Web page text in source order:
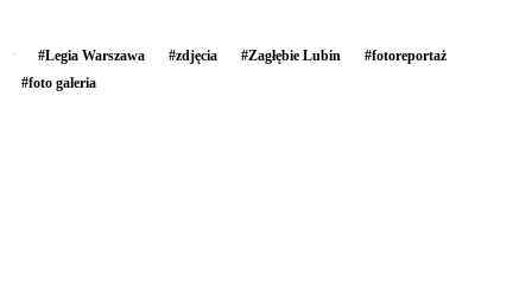
#Legia Warszawa #zdjęcia #Zagłębie Lubin #fotoreportaż
#foto galeria